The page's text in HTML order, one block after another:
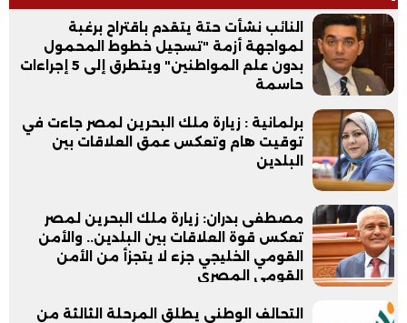
النائب نشأت حتة يتقدم باقتراح برغبة
لمواجهة أزمة "تسجيل خطوط المحمول
بدون علم المواطنين" ويتطرق إلى 5 إجراءات
حاسمة
برلمانية : زيارة ملك البحرين لمصر جاءت في
توقيت هام وتعكس عمق العلاقات بين
البلدين
مصطفى بدران: زيارة ملك البحرين لمصر
تعكس قوة العلاقات بين البلدين.. والأمن
القومي الخليجي جزء لا يتجزأ من الأمن
القومي المصري
التحالف الوطني يطلق المرحلة الثالثة من